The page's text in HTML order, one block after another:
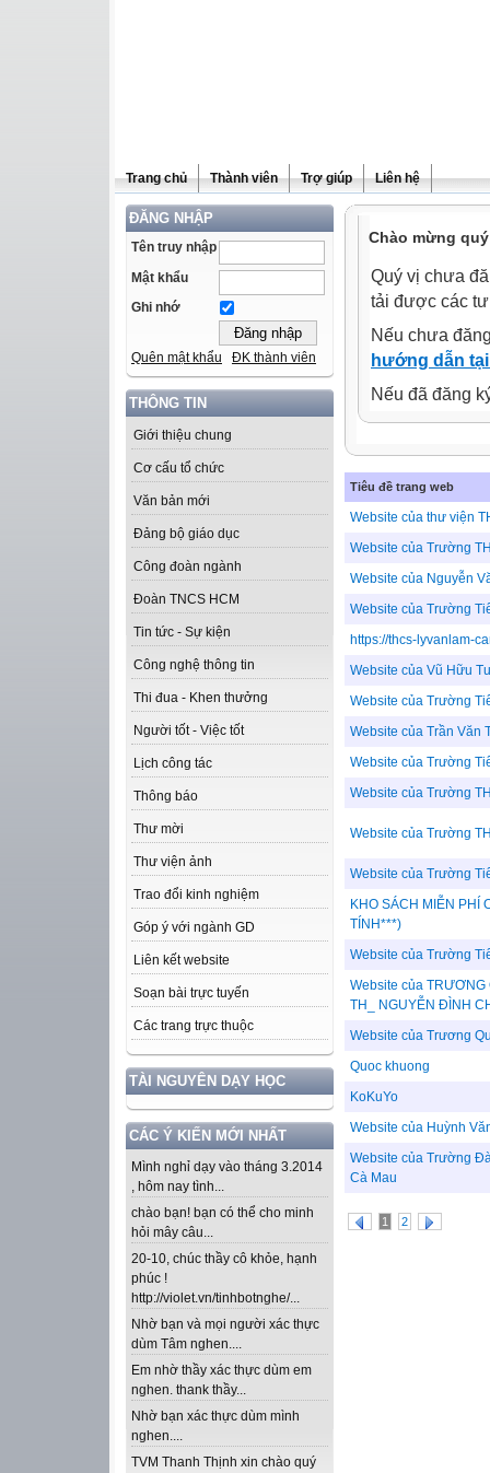
Trang chủ Thành viên Trợ giúp Liên hệ
ĐĂNG NHẬP
Tên truy nhập
Mật khẩu
Ghi nhớ
Quên mật khẩu ĐK thành viên
THÔNG TIN
Giới thiệu chung
Cơ cấu tổ chức
Văn bản mới
Đảng bộ giáo dục
Công đoàn ngành
Đoàn TNCS HCM
Tin tức - Sự kiện
Công nghệ thông tin
Thi đua - Khen thưởng
Người tốt - Việc tốt
Lịch công tác
Thông báo
Thư mời
Thư viện ảnh
Trao đổi kinh nghiệm
Góp ý với ngành GD
Liên kết website
Soạn bài trực tuyến
Các trang trực thuộc
TÀI NGUYÊN DẠY HỌC
CÁC Ý KIẾN MỚI NHẤT
Mình nghỉ dạy vào tháng 3.2014
, hôm nay tình...
chào bạn! bạn có thể cho minh
hỏi mây câu...
20-10, chúc thầy cô khỏe, hạnh
phúc !
http://violet.vn/tinhbotnghe/...
Nhờ bạn và mọi người xác thực
dùm Tâm nghen....
Em nhờ thầy xác thực dùm em
nghen. thank thầy...
Nhờ bạn xác thực dùm mình
nghen....
TVM Thanh Thịnh xin chào quý
Chào mừng
Quý vị chưa
tải được các
Nếu chưa
hướng dẫn
Nếu đã đăng
Tiêu đề trang web
Website của thư viện
Website của Trường
Website của Nguyễn
Website của Trường
https://thcs-lyvanlam-
Website của Vũ Hữu
Website của Trường
Website của Trần Văn
Website của Trường
Website của Trường
Website của Trường
Website của Trường
KHO SÁCH MIỄN PHÍ
TÍNH***)
Website của Trường
Website của
TH_ NGUYỄN ĐÌNH
Website của Trương
Quoc khuong
KoKuYo
Website của Huỳnh
Website của Trường
Cà Mau
1 2